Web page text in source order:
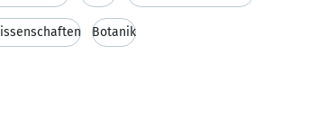
Botanik